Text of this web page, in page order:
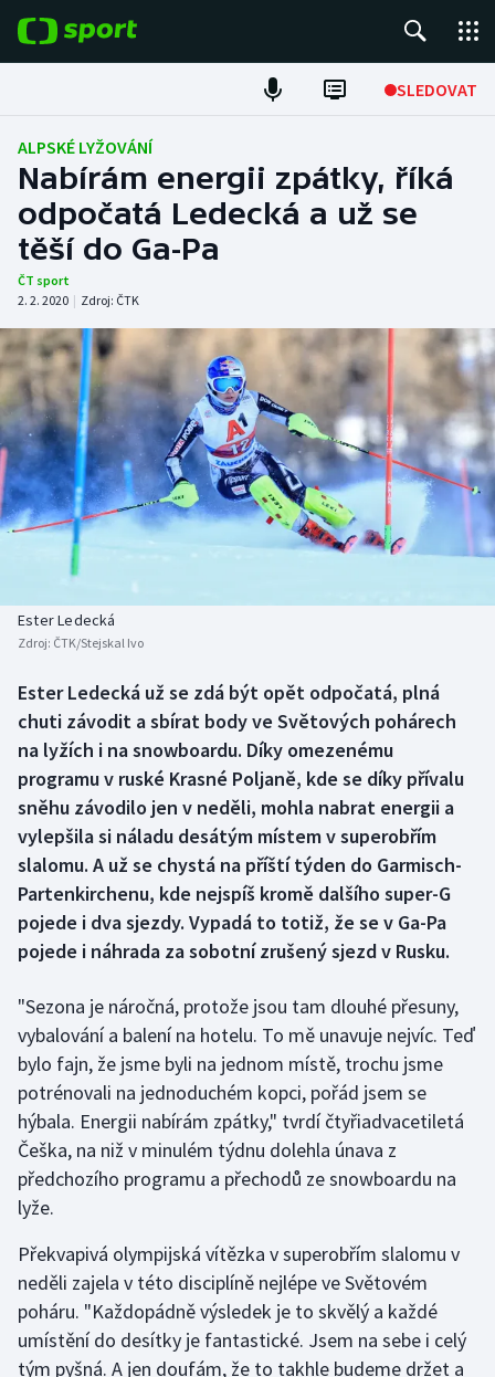
SLEDOVAT
Fotbal
Hokej
Tenis
Atletika
Cyklistika
DALŠÍ SPORTY
Americký fotbal
Baseball a softbal
Basketbal
Biatlon
Box
Curling
Dostihy
Florbal
Futsal
Gymnastika
Házená
Jezdectví
Judo
Krasobruslení
Lezení
Lyže a snowboard
NEPŘEHLÉDNĚTE
Soutěže
Historické návraty
Aplikace ČT sport
ALPSKÉ LYŽOVÁNÍ
Nabírám energii zpátky, říká
odpočatá Ledecká a už se
těší do Ga-Pa
ČT sport
2. 2. 2020 | Zdroj: ČTK
Ester Ledecká
Zdroj: ČTK/Stejskal Ivo
Ester Ledecká už se zdá být opět odpočatá, plná
chuti závodit a sbírat body ve Světových pohárech
na lyžích i na snowboardu. Díky omezenému
programu v ruské Krasné Poljaně, kde se díky přívalu
sněhu závodilo jen v neděli, mohla nabrat energii a
vylepšila si náladu desátým místem v superobřím
slalomu. A už se chystá na příští týden do Garmisch-
Partenkirchenu, kde nejspíš kromě dalšího super-G
pojede i dva sjezdy. Vypadá to totiž, že se v Ga-Pa
pojede i náhrada za sobotní zrušený sjezd v Rusku.
"Sezona je náročná, protože jsou tam dlouhé přesuny,
vybalování a balení na hotelu. To mě unavuje nejvíc. Teď
bylo fajn, že jsme byli na jednom místě, trochu jsme
potrénovali na jednoduchém kopci, pořád jsem se
hýbala. Energii nabírám zpátky," tvrdí čtyřiadvacetiletá
Češka, na niž v minulém týdnu dolehla únava z
předchozího programu a přechodů ze snowboardu na
lyže.
Překvapivá olympijská vítězka v superobřím slalomu v
neděli zajela v této disciplíně nejlépe ve Světovém
poháru. "Každopádně výsledek je to skvělý a každé
umístění do desítky je fantastické. Jsem na sebe i celý
tým pyšná. A jen doufám, že to takhle budeme držet a